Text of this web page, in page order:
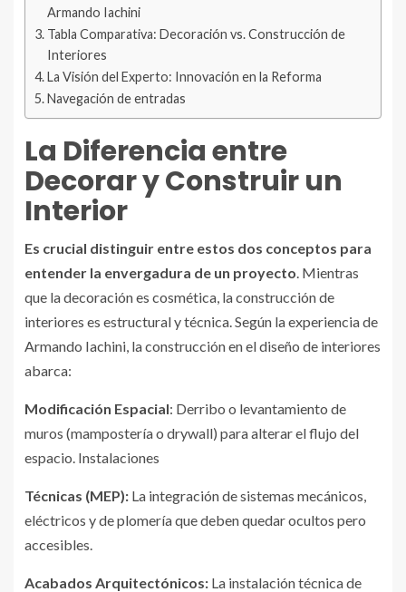
Armando Iachini
Tabla Comparativa: Decoración vs. Construcción de
Interiores
La Visión del Experto: Innovación en la Reforma
Navegación de entradas
La Diferencia entre
Decorar y Construir un
Interior
Es crucial distinguir entre estos dos conceptos para
entender la envergadura de un proyecto . Mientras
que la decoración es cosmética, la construcción de
interiores es estructural y técnica. Según la experiencia de
Armando Iachini, la construcción en el diseño de interiores
abarca:
Modificación Espacial: Derribo o levantamiento de
muros (mampostería o drywall) para alterar el flujo del
espacio. Instalaciones
Técnicas (MEP): La integración de sistemas mecánicos,
eléctricos y de plomería que deben quedar ocultos pero
accesibles.
Acabados Arquitectónicos: La instalación técnica de